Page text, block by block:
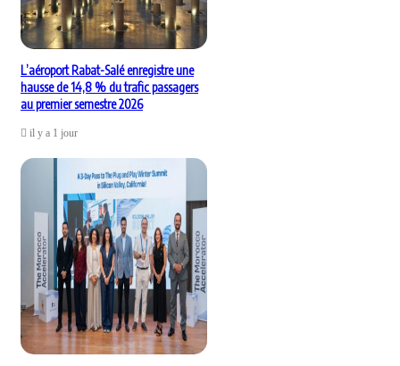
L’aéroport Rabat-Salé enregistre une
hausse de 14,8 % du trafic passagers
au premier semestre 2026
il y a 1 jour